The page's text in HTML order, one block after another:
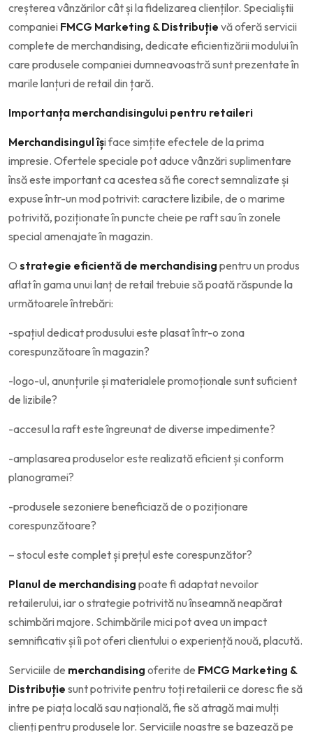
creșterea vânzărilor cât și la fidelizarea clienților. Specialiștii
companiei FMCG Marketing & Distribuție vă oferă servicii
complete de merchandising, dedicate eficientizării modului în
care produsele companiei dumneavoastră sunt prezentate în
marile lanțuri de retail din țară.
Importanța merchandisingului pentru retaileri
Merchandisingul își face simțite efectele de la prima
impresie. Ofertele speciale pot aduce vânzări suplimentare
însă este important ca acestea să fie corect semnalizate și
expuse într-un mod potrivit: caractere lizibile, de o marime
potrivită, poziționate în puncte cheie pe raft sau în zonele
special amenajate în magazin.
O strategie eficientă de merchandising pentru un produs
aflat în gama unui lanț de retail trebuie să poată răspunde la
următoarele întrebări:
-spațiul dedicat produsului este plasat într-o zona
corespunzătoare în magazin?
-logo-ul, anunțurile și materialele promoționale sunt suficient
de lizibile?
-accesul la raft este îngreunat de diverse impedimente?
-amplasarea produselor este realizată eficient și conform
planogramei?
-produsele sezoniere beneficiază de o poziționare
corespunzătoare?
– stocul este complet și prețul este corespunzător?
Planul de merchandising poate fi adaptat nevoilor
retailerului, iar o strategie potrivită nu înseamnă neapărat
schimbări majore. Schimbările mici pot avea un impact
semnificativ și îi pot oferi clientului o experiență nouă, placută.
Serviciile de merchandising oferite de FMCG Marketing &
Distribuție sunt potrivite pentru toți retailerii ce doresc fie să
intre pe piața locală sau națională, fie să atragă mai mulți
clienți pentru produsele lor. Serviciile noastre se bazează pe